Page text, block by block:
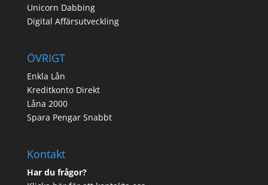
Unicorn Dabbing
Digital Affärsutveckling
ÖVRIGT
Enkla Lån
Kreditkonto Direkt
Låna 2000
Spara Pengar Snabbt
Kontakt
Har du frågor?